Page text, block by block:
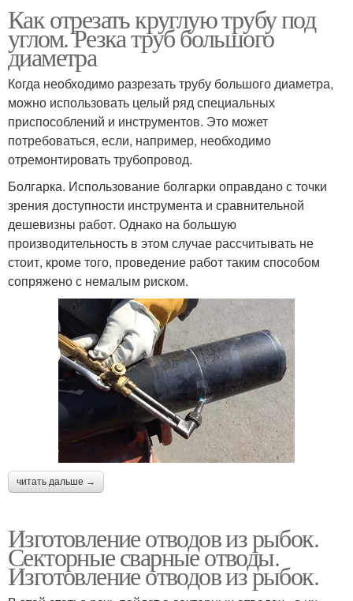
Как отрезать круглую трубу под
углом. Резка труб большого
диаметра
Когда необходимо разрезать трубу большого диаметра,
можно использовать целый ряд специальных
приспособлений и инструментов. Это может
потребоваться, если, например, необходимо
отремонтировать трубопровод.
Болгарка. Использование болгарки оправдано с точки
зрения доступности инструмента и сравнительной
дешевизны работ. Однако на большую
производительность в этом случае рассчитывать не
стоит, кроме того, проведение работ таким способом
сопряжено с немалым риском.
читать дальше →
Изготовление отводов из рыбок.
Секторные сварные отводы.
Изготовление отводов из рыбок.